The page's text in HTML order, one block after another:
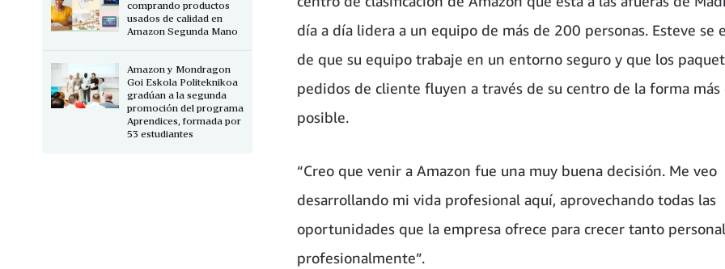
día a día lidera a un equipo de más de 200 personas. Esteve se
de que su equipo trabaje en un entorno seguro y que los
pedidos de cliente fluyen a través de su centro de la forma
posible.
“Creo que venir a Amazon fue una muy buena decisión. Me veo
desarrollando mi vida profesional aquí, aprovechando todas las
oportunidades que la empresa ofrece para crecer tanto
profesionalmente”.
comprando productos
usados de calidad en
Amazon Segunda Mano
Amazon y Mondragon
Goi Eskola Politeknikoa
gradúan a la segunda
promoción del programa
Aprendices, formada por
53 estudiantes